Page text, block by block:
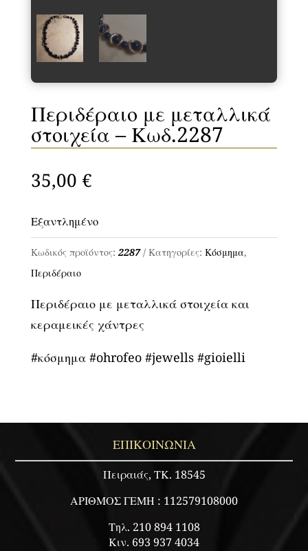
Περιδέραιο με μεταλλικά
στοιχεία – Κωδ.2287
35,00 €
Εξαντλημένο
Κωδικός προϊόντος:2287 Κατηγορίες: Κόσμημα,
Περιδέραιο
Περιδέραιο με μεταλλικά στοιχεία και
κεραμεικές χάντρες
#κόσμημα #ohrofeo #jewells #gioielli
ΕΠΙΚΟΙΝΩΝΙΑ
Πειραιάς, ΤΚ. 18545
ΑΡΙΘΜΟΣ ΓΕΜΗ : 112579108000
Τηλ. 210 894 1108
Κιν. 693 937 4034